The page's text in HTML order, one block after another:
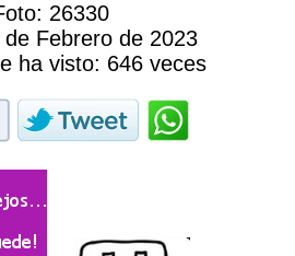
26330
de Febrero de 2023
ha visto: 646 veces